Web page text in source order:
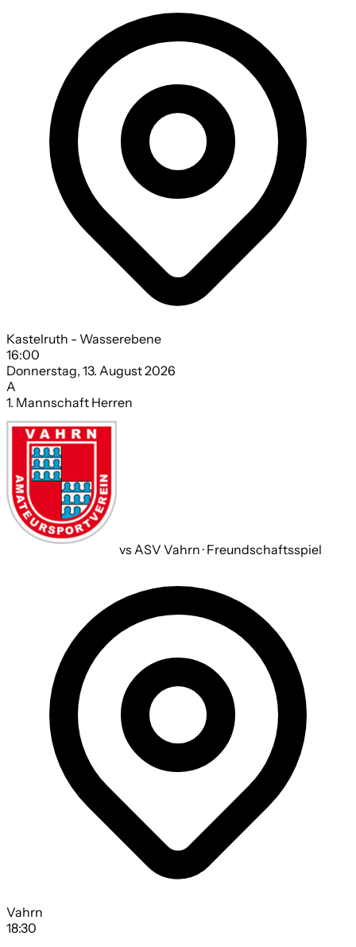
Kastelruth - Wasserebene
16:00
Donnerstag, 13. August 2026
A
1. Mannschaft Herren
vs ASV Vahrn · Freundschaftsspiel
Vahrn
18:30